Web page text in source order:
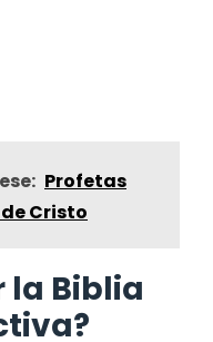
Profetas
Cristo
la Biblia